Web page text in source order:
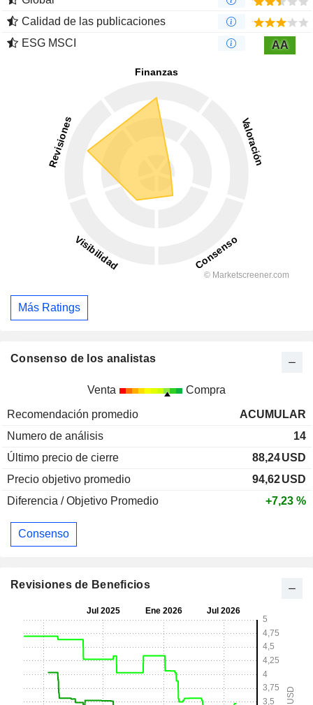
Calidad de las publicaciones
ESG MSCI
AA
Más Ratings
Consenso de los analistas
Venta Compra
Recomendación promedio
ACUMULAR
Numero de análisis
14
Último precio de cierre
88,24USD
Precio objetivo promedio
94,62USD
Diferencia / Objetivo Promedio
+7,23 %
Consenso
Revisiones de Beneficios